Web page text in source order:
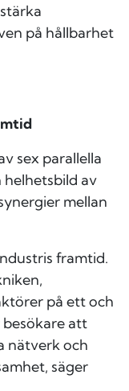
på hållbarhet
sex parallella
helhetsbild av
mellan
framtid.
på ett och
att
nätverk och
säger